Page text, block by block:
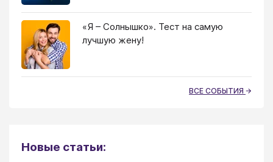
«Я – Солнышко». Тест на самую
лучшую жену!
ВСЕ СОБЫТИЯ
Новые статьи: